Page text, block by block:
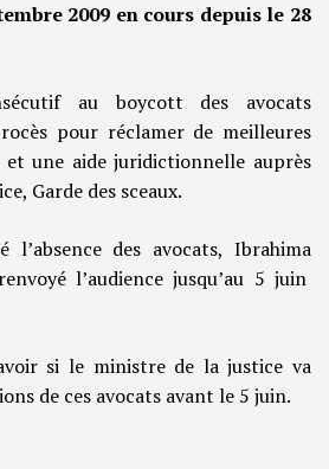
2009 en cours depuis le 28
au boycott des avocats
pour réclamer de meilleures
une aide juridictionnelle auprès
Garde des sceaux.
l’absence des avocats, Ibrahima
l’audience jusqu’au 5 juin
si le ministre de la justice va
de ces avocats avant le 5 juin.